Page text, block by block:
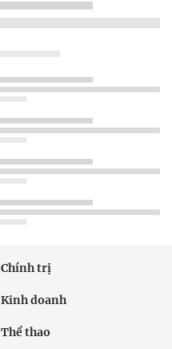
Chính trị
Kinh doanh
Thể thao